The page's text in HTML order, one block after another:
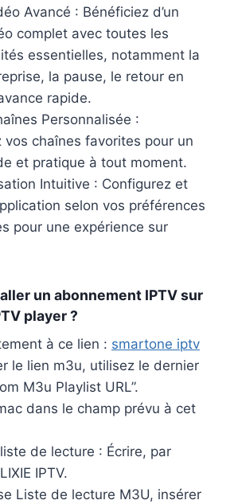
Avancé : Bénéficiez d’un
complet avec toutes les
essentielles, notamment la
la pause, le retour en
rapide.
Personnalisée :
vos chaînes favorites pour un
et pratique à tout moment.
Intuitive : Configurez et
selon vos préférences
pour une expérience sur
un abonnement IPTV sur
player ?
à ce lien : smartone iptv
le lien m3u, utilisez le dernier
M3u Playlist URL”.
dans le champ prévu à cet
de lecture : Écrire, par
IPTV.
Liste de lecture M3U, insérer